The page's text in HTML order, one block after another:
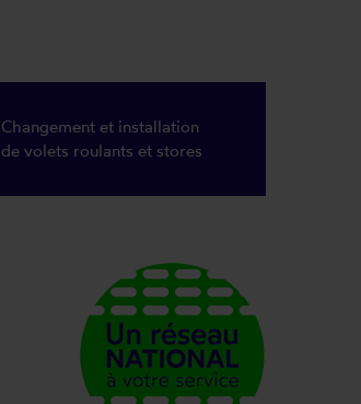
Changement et installation
de volets roulants et stores